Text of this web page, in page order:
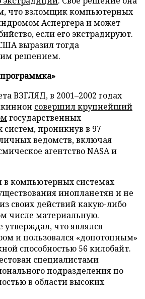
что взломщик компьютерных
Аспергера и может
если его экстрадируют.
выразил тогда
решением.
ВЗГЛЯД, в 2001–2002 годах
совершил крупнейший
государственных
проникнув в 97
ведомств, включая
агентство NASA и
компьютерных системах
инопланетян и не
своих действий какую-либо
числе материальную.
что являлся
и пользовался «допотопным»
способностью 56 килобайт.
специалистами
подразделения по
в области высоких